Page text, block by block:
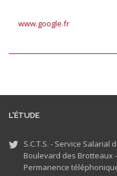
www.google.fr
L'ÉTUDE
S.C.T.S. - Service Salarial
Boulevard des Brotteaux
Permanence